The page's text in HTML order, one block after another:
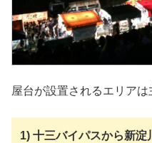
屋台が設置されるエリアは
1) 十三バイパスから新